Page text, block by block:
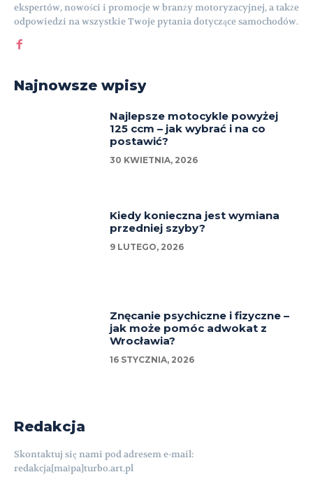
ekspertów, nowości i promocje w branży motoryzacyjnej, a także
odpowiedzi na wszystkie Twoje pytania dotyczące samochodów.
Najnowsze wpisy
Najlepsze motocykle powyżej
125 ccm – jak wybrać i na co
postawić?
30 KWIETNIA, 2026
Kiedy konieczna jest wymiana
przedniej szyby?
9 LUTEGO, 2026
Znęcanie psychiczne i fizyczne –
jak może pomóc adwokat z
Wrocławia?
16 STYCZNIA, 2026
Redakcja
Skontaktuj się nami pod adresem e-mail:
redakcja[małpa]turbo.art.pl